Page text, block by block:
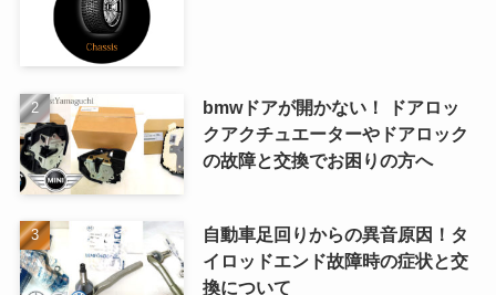
bmwドアが開かない！ ドアロッ
クアクチュエーターやドアロック
の故障と交換でお困りの方へ
自動車足回りからの異音原因！タ
イロッドエンド故障時の症状と交
換について